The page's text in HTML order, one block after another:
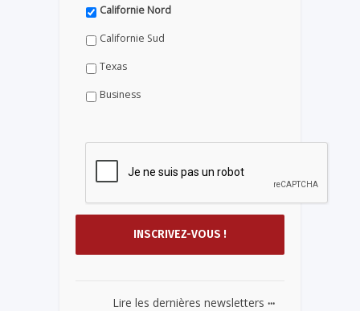
Californie Nord
Californie Sud
Texas
Business
Lire les dernières newsletters ...